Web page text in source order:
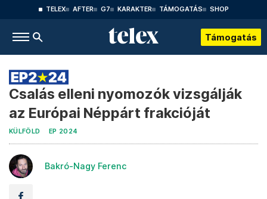
TELEX AFTER G7 KARAKTER TÁMOGATÁS SHOP
Támogatás
Csalás elleni nyomozók vizsgálják
az Európai Néppárt frakcióját
KÜLFÖLD EP 2024
Bakró-Nagy Ferenc